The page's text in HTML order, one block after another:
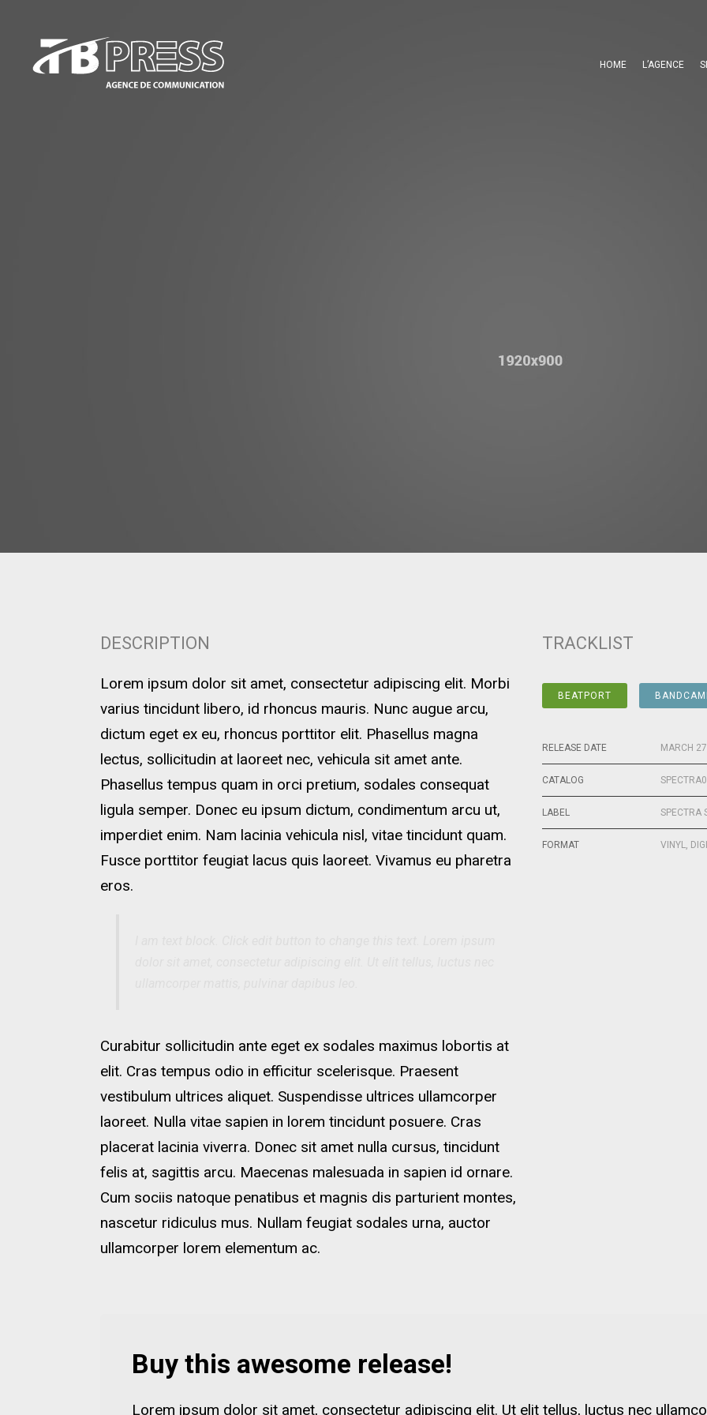
HOME L’AGENCE
DESCRIPTION
Lorem ipsum dolor sit amet, consectetur adipiscing elit. Morbi
varius tincidunt libero, id rhoncus mauris. Nunc augue arcu,
dictum eget ex eu, rhoncus porttitor elit. Phasellus magna
lectus, sollicitudin at laoreet nec, vehicula sit amet ante.
Phasellus tempus quam in orci pretium, sodales consequat
ligula semper. Donec eu ipsum dictum, condimentum arcu ut,
imperdiet enim. Nam lacinia vehicula nisl, vitae tincidunt quam.
Fusce porttitor feugiat lacus quis laoreet. Vivamus eu pharetra
eros.
Curabitur sollicitudin ante eget ex sodales maximus lobortis at
elit. Cras tempus odio in efficitur scelerisque. Praesent
vestibulum ultrices aliquet. Suspendisse ultrices ullamcorper
laoreet. Nulla vitae sapien in lorem tincidunt posuere. Cras
placerat lacinia viverra. Donec sit amet nulla cursus, tincidunt
felis at, sagittis arcu. Maecenas malesuada in sapien id ornare.
Cum sociis natoque penatibus et magnis dis parturient montes,
nascetur ridiculus mus. Nullam feugiat sodales urna, auctor
ullamcorper lorem elementum ac.
TRACKLIST
BEATPORT
RELEASE DATE MARCH
CATALOG
LABEL SPECTRA
FORMAT VINYL,
Buy this awesome release!
Lorem ipsum dolor sit amet, consectetur adipiscing elit. Ut elit tellus, luctus nec